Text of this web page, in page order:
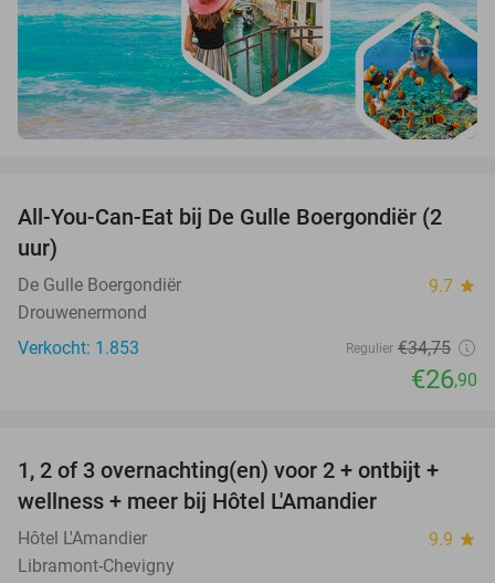
23%
All-You-Can-Eat bij De Gulle Boergondiër (2
uur)
De Gulle Boergondiër 9.7 star
Drouwenermond
Verkocht: 1.853
Regulier €34,75
€26,90
32%
TODAY
1, 2 of 3 overnachting(en) voor 2 + ontbijt +
wellness + meer bij Hôtel L'Amandier
Hôtel L'Amandier 9.9 star
Libramont-Chevigny